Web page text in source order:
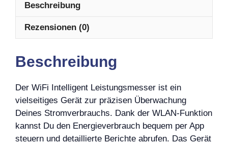
Beschreibung
Rezensionen (0)
Beschreibung
Der WiFi Intelligent Leistungsmesser ist ein
vielseitiges Gerät zur präzisen Überwachung
Deines Stromverbrauchs. Dank der WLAN-Funktion
kannst Du den Energieverbrauch bequem per App
steuern und detaillierte Berichte abrufen. Das Gerät